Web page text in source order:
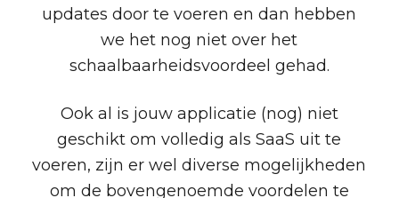
updates door te voeren en dan hebben
we het nog niet over het
schaalbaarheidsvoordeel gehad.
Ook al is jouw applicatie (nog) niet
geschikt om volledig als SaaS uit te
voeren, zijn er wel diverse mogelijkheden
om de bovengenoemde voordelen te